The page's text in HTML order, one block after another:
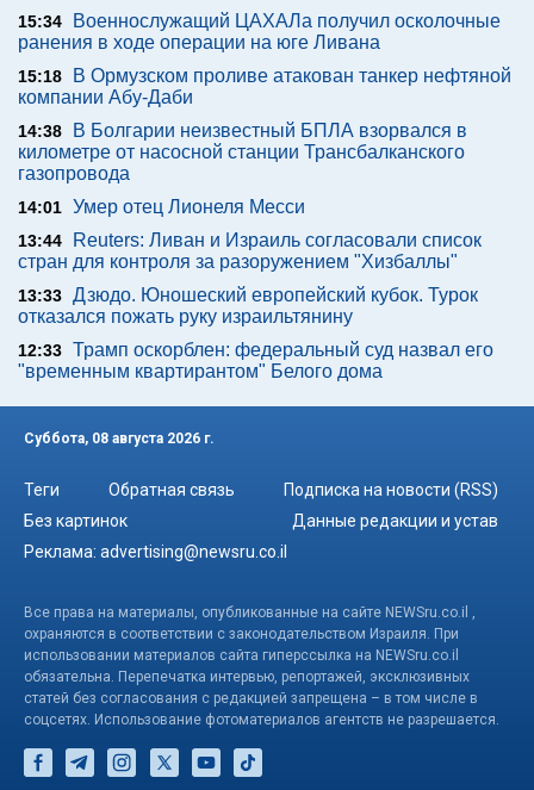
15:34
Военнослужащий ЦАХАЛа получил осколочные
ранения в ходе операции на юге Ливана
15:18
В Ормузском проливе атакован танкер нефтяной
компании Абу-Даби
14:38
В Болгарии неизвестный БПЛА взорвался в
километре от насосной станции Трансбалканского
газопровода
14:01 Умер отец Лионеля Месси
13:44
Reuters: Ливан и Израиль согласовали список
стран для контроля за разоружением "Хизбаллы"
13:33 Дзюдо. Юношеский европейский кубок. Турок
отказался пожать руку израильтянину
12:33 Трамп оскорблен: федеральный суд назвал его
"временным квартирантом" Белого дома
Суббота, 08 августа 2026 г.
Теги Обратная связь
Подписка на новости (RSS)
Без картинок
Данные редакции и устав
Реклама: advertising@newsru.co.il
Все права на материалы, опубликованные на сайте NEWSru.co.il ,
охраняются в соответствии с законодательством Израиля. При
использовании материалов сайта гиперссылка на NEWSru.co.il
обязательна. Перепечатка интервью, репортажей, эксклюзивных
статей без согласования с редакцией запрещена – в том числе в
соцсетях. Использование фотоматериалов агентств не разрешается.